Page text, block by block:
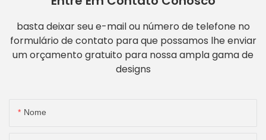
basta deixar seu e-mail ou número de telefone no
formulário de contato para que possamos lhe enviar
um orçamento gratuito para nossa ampla gama de
designs
Nome